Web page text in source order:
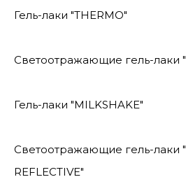
Гель-лаки "THERMO"
Светоотражающие гель-лаки
Гель-лаки "MILKSHAKE"
Светоотражающие гель-лаки
REFLECTIVE"